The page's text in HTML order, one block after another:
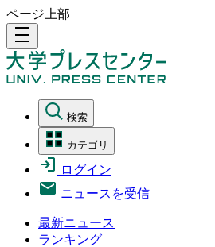
ページ上部
density_medium
検索
カテゴリ
ログイン
ニュースを受信
最新ニュース
ランキング